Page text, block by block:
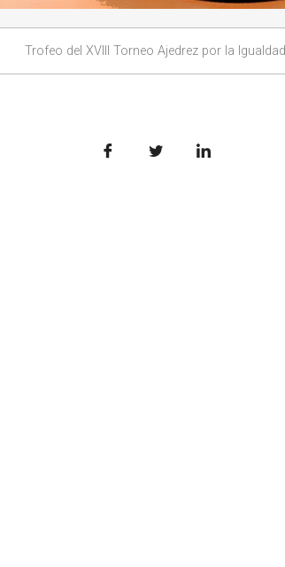
Trofeo del XVIII Torneo Ajedrez por la Igualdad